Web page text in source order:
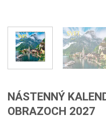
NÁSTENNÝ
OBRAZOCH 2027